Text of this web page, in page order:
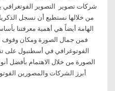
شركات تصوير التصوير الفوتغرافي
من خلالها نستطيع أن نسجل
الهامة أيضاً هي أهمية معرفتنا
فمن جمال الصورة ومكان وقوف
الفوتوغرافي في أسطنبول على
الصورة من خلال الاهتمام بأفضل